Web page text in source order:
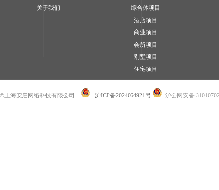
关于我们
综合体项目
酒店项目
商业项目
会所项目
别墅项目
住宅项目
©上海安启网络科技有限公司 沪ICP备2024064921号 沪公网安备